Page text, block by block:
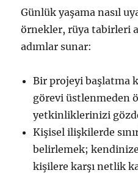
Günlük yaşama nasıl
örnekler, rüya tabirleri
adımlar sunar:
Bir projeyi başlatma
görevi üstlenmeden
yetkinliklerinizi
Kişisel ilişkilerde
belirlemek; kendinize
kişilere karşı netlik